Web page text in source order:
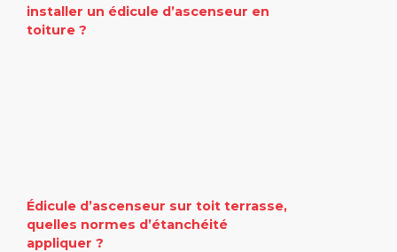
installer un édicule d’ascenseur en
toiture ?
Édicule d’ascenseur sur toit terrasse,
quelles normes d’étanchéité
appliquer ?